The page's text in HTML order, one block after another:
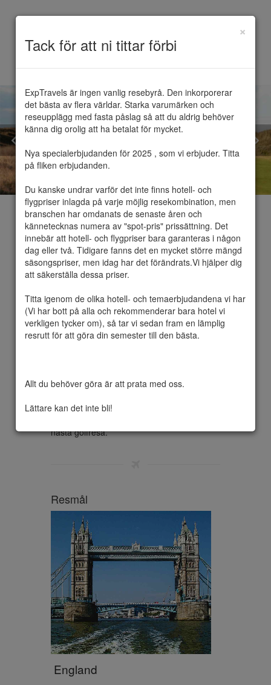
Tack för att ni tittar förbi
×
ExpTravels är ingen vanlig resebyrå. Den inkorporerar
det bästa av flera världar. Starka varumärken och
reseupplägg med fasta påslag så att du aldrig behöver
känna dig orolig att ha betalat för mycket.
Nya specialerbjudanden för 2025 , som vi erbjuder. Titta
på fliken erbjudanden.
Du kanske undrar varför det inte finns hotell- och
flygpriser inlagda på varje möjlig resekombination, men
branschen har omdanats de senaste åren och
kännetecknas numera av "spot-pris" prissättning. Det
innebär att hotell- och flygpriser bara garanteras i någon
dag eller två. Tidigare fanns det en mycket större mängd
säsongspriser, men idag har det förändrats.Vi hjälper dig
att säkerställa dessa priser.
Titta igenom de olika hotell- och temaerbjudandena vi har
(Vi har bott på alla och rekommenderar bara hotel vi
verkligen tycker om), så tar vi sedan fram en lämplig
resrutt för att göra din semester till den bästa.
Allt du behöver göra är att prata med oss.
Lättare kan det inte bli!
Golf
När du känner solens värme och du
promenerar längs en välskött fairway eller
en  kall dryck vid de 19:e hålet, är det bättre
året vi är redo att tee-up din kommande golf
golfsemestrar specialiserars över många
nästa golfresa.
Resmål
England